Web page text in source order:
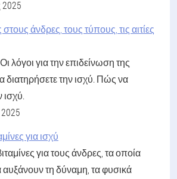
στους άνδρες, τους τύπους, τις αιτίες
λόγοι για την επιδείνωση της
διατηρήσετε την ισχύ. Πώς να
ισχύ.
για ισχύ
για τους άνδρες, τα οποία
τη δύναμη, τα φυσικά